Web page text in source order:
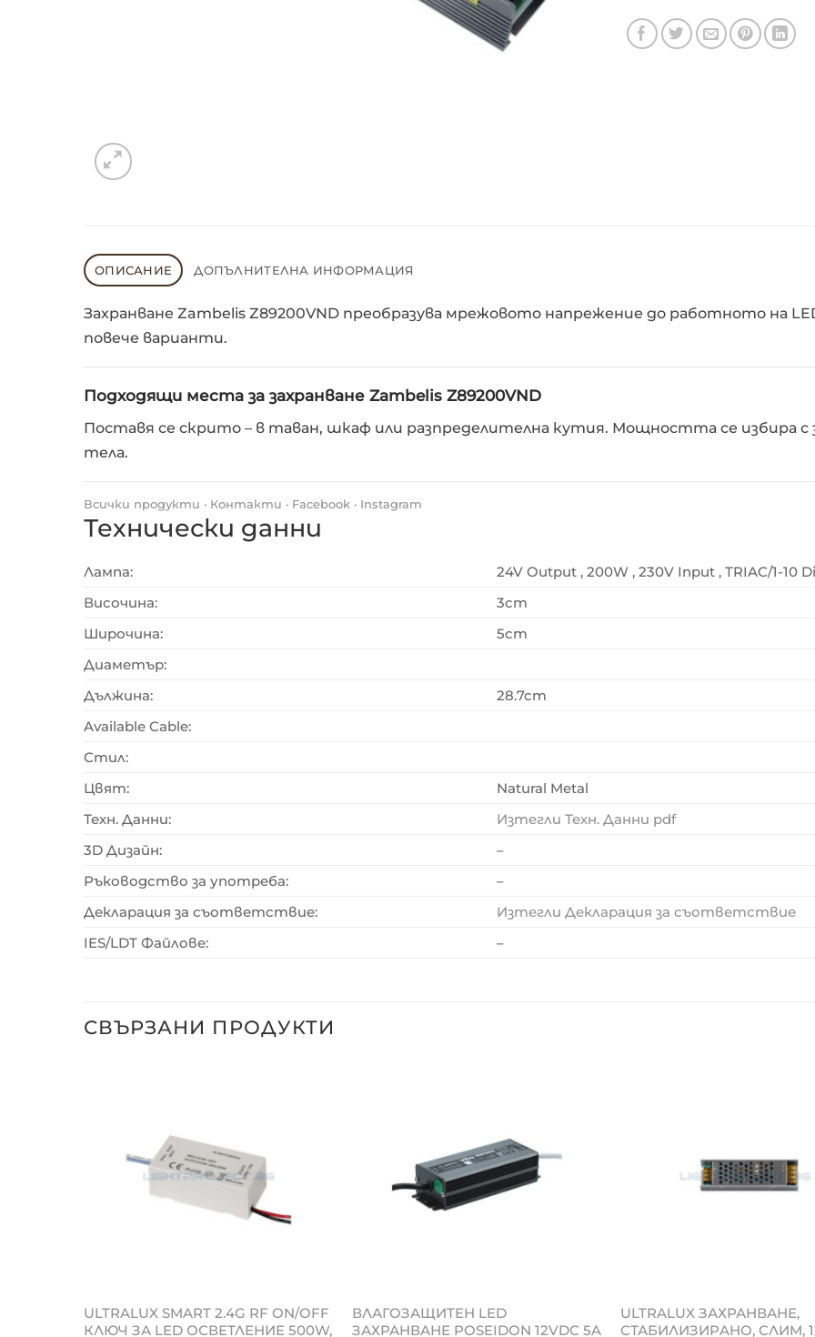
ОПИСАНИЕ ДОПЪЛНИТЕЛНА ИНФОРМАЦИЯ
Захранване Zambelis Z89200VND преобразува мрежовото напрежение до работното на
повече варианти.
Подходящи места за захранване Zambelis Z89200VND
Поставя се скрито – в таван, шкаф или разпределителна кутия. Мощността се избира с
тела.
Всички продукти · Контакти · Facebook · Instagram
Технически данни
Лампа:
24V Output , 200W , 230V Input , TRIAC/1-10
Височина:
3cm
Широчина:
5cm
Диаметър:
Дължина:
28.7cm
Available Cable:
Стил:
Цвят:
Natural Metal
Техн. Данни:
Изтегли Техн. Данни pdf
3D Дизайн:
–
Ръководство за употреба:
–
Декларация за съответствие:
Изтегли Декларация за съответствие
IES/LDT Файлове:
–
СВЪРЗАНИ ПРОДУКТИ
ULTRALUX SMART 2.4G RF ON/OFF
КЛЮЧ ЗА LED ОСВЕТЛЕНИЕ 500W,
ВЛАГОЗАЩИТЕН LED
ЗАХРАНВАНЕ POSEIDON 12VDC 5A
ULTRALUX ЗАХРАНВАНЕ,
СТАБИЛИЗИРAНО, СЛИМ,